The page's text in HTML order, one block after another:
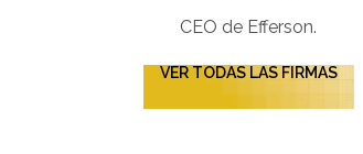
CEO de Efferson.
VER TODAS LAS FIRMAS